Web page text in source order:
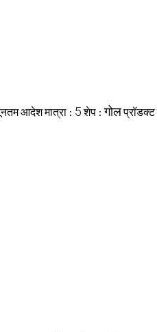
आदेश मात्रा : 5 शेप :गोल